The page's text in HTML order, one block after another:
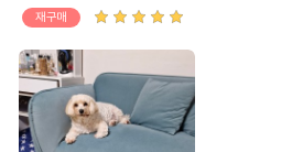
재구매